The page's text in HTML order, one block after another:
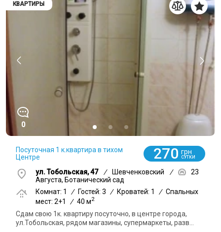
КВАРТИРЫ
0
Посуточная 1 к.квартира в тихом
Центре
270 грн
СУТКИ
ул. Тобольская, 47 / Шевченковский /
23
Августа, Ботанический сад
Комнат: 1
/ Гостей: 3 / Кроватей: 1 / Спальных
мест: 2+1
/ 40 м2
Сдам свою 1к. квартиру посуточно, в центре города,
ул.Тобольская, рядом магазины, супермаркеты, разв...